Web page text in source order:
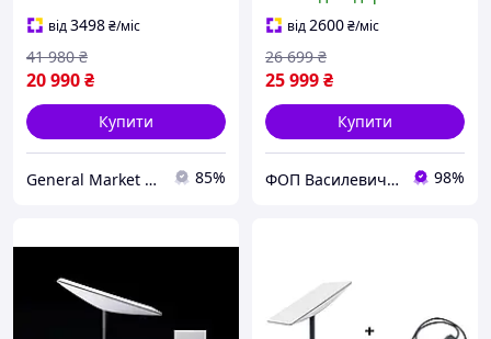
старлінк комплект
від3498₴/міс
20 990₴
41 980 ₴
Купити
General Market UA 85%
антитепловізор Луска
від2600₴/міс
25 999₴
26 699 ₴
Купити
ФОП Василевич Василь Андрійович 98%